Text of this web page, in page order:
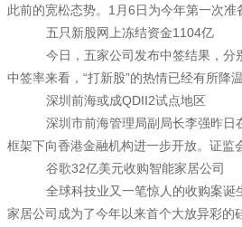
此前的宽松态势。1月6日为今年第一次
五只新股网上冻结资金1104亿
今日，五家公司发布中签结果，
中签率来看，“打新股”的热情已经有所
深圳前海或成QDII2试点地区
深圳市前海管理局副局长李强昨
框架下向香港金融机构进一步开放。证
谷歌32亿美元收购智能家居公司
全球科技业又一笔惊人的收购案
家居公司成为了今年以来首个大放异彩的